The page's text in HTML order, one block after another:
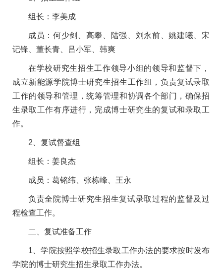
组长：李美成
成员：何少剑、高攀、陆强、刘永前、姚建曦、宋
记锋、董长青、吕小军、韩爽
在学校研究生招生工作领导小组的领导和监督下，
成立新能源学院博士研究生招生工作组，负责复试录取
工作的领导和管理，统筹管理和协调各个部门，确保招
生录取工作有序进行，完成博士研究生的复试和录取工
作。
2、复试督查组
组长：姜良杰
成员：葛铭纬、张栋峰、王永
负责全院博士研究生招生复试录取过程的监督及过
程检查工作。
二、复试准备工作
1、学院按照学校招生录取工作办法的要求按时发布
学院的博士研究生招生录取工作办法。